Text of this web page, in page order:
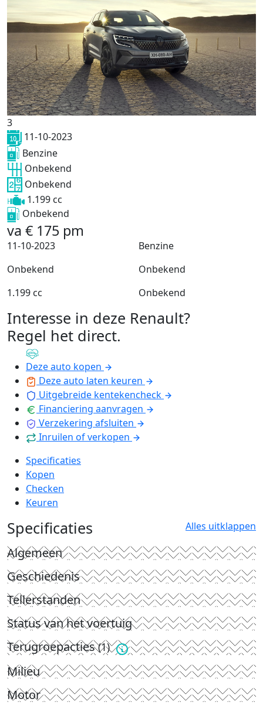
3
11-10-2023
Benzine
Onbekend
Onbekend
1.199 cc
Onbekend
va € 175 pm
11-10-2023
Benzine
Onbekend
Onbekend
1.199 cc
Onbekend
Interesse in deze Renault?
Regel het direct.
Deze auto kopen
Deze auto laten keuren
Uitgebreide kentekencheck
Financiering aanvragen
Verzekering afsluiten
Inruilen of verkopen
Specificaties
Kopen
Checken
Keuren
Specificaties Alles uitklappen
Algemeen
Geschiedenis
Tellerstanden
Status van het voertuig
Terugroepacties(1)
Milieu
Motor